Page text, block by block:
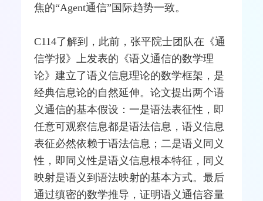
焦的“Agent通信”国际趋势一致。
C114了解到，此前，张平院士团队在《通
信学报》上发表的《语义通信的数学理
论》建立了语义信息理论的数学框架，是
经典信息论的自然延伸。论文提出两个语
义通信的基本假设：一是语法表征性，即
任意可观察信息都是语法信息，语义信息
表征必然依赖于语法信息；二是语义同义
性，即同义性是语义信息根本特征，同义
映射是语义到语法映射的基本方式。最后
通过缜密的数学推导，证明语义通信容量